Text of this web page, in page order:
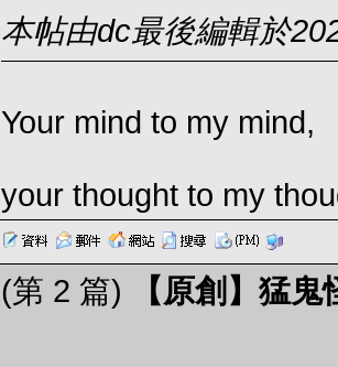
本帖由dc最後編輯於
Your mind to my mind,
your thought to my
(第 2 篇) 【原創】猛